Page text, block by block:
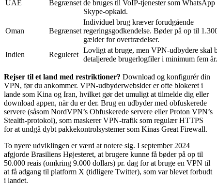
UAE Begrænset de bruges til VoIP-tjenester som WhatsApp
Skype-opkald.
Oman Begrænset
Individuel brug kræver forudgående
regeringsgodkendelse. Bøder på op til
gælder for overtrædelser.
Indien
Reguleret
Lovligt at bruge, men VPN-udbydere skal
detaljerede brugerlogfiler i minimum fem år.
Rejser til et land med restriktioner? Download og konfigurér din
VPN, før du ankommer. VPN-udbyderwebsider er ofte blokeret i
lande som Kina og Iran, hvilket gør det umuligt at tilmelde dig eller
download appen, når du er der. Brug en udbyder med obfuskerede
servere (såsom NordVPN’s Obfuskerede servere eller Proton VPN’s
Stealth-protokol), som maskerer VPN-trafik som regulær HTTPS
for at undgå dybt pakkekontrolsystemer som Kinas Great Firewall.
To nyere udviklingen er værd at notere sig. I september 2024
afgjorde Brasiliens Højesteret, at brugere kunne få bøder på op til
50.000 reais (omkring 9.000 dollars) pr. dag for at bruge en VPN til
at få adgang til platform X (tidligere Twitter), som var blevet forbudt
i landet.